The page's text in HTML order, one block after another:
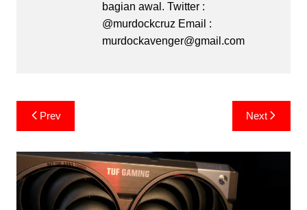
bagian awal. Twitter :
@murdockcruz Email :
murdockavenger@gmail.com
Post
navigation
Prev Next